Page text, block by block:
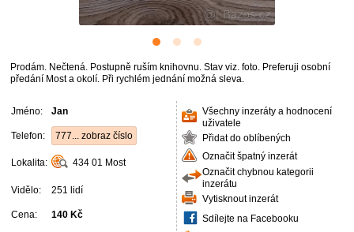
Prodám. Nečtená. Postupně ruším knihovnu. Stav viz. foto. Preferuji osobní
předání Most a okolí. Při rychlém jednání možná sleva.
Jméno: Jan
Telefon: 777... zobraz číslo
Lokalita: 434 01 Most
Vidělo: 251 lidí
Cena: 140 Kč
Všechny inzeráty a hodnocení
uživatele
Přidat do oblíbených
Označit špatný inzerát
Označit chybnou kategorii
inzerátu
Vytisknout inzerát
Sdílejte na Facebooku